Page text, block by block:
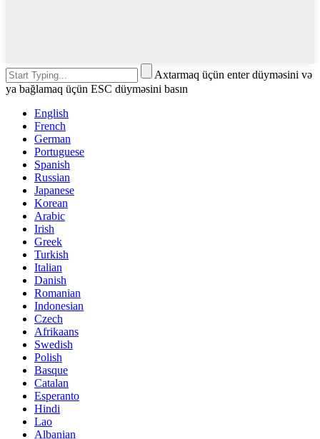
Axtarmaq üçün enter düyməsini və
ya bağlamaq üçün ESC düyməsini basın
English
French
German
Portuguese
Spanish
Russian
Japanese
Korean
Arabic
Irish
Greek
Turkish
Italian
Danish
Romanian
Indonesian
Czech
Afrikaans
Swedish
Polish
Basque
Catalan
Esperanto
Hindi
Lao
Albanian